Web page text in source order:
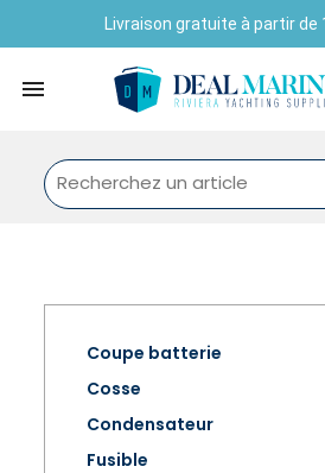
Livraison gratuite à partir de

Coupe batterie
Cosse
Condensateur
Fusible